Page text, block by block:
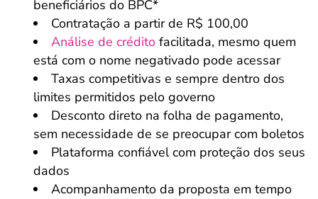
beneficiários do BPC*
Contratação a partir de R$ 100,00
Análise de crédito facilitada, mesmo quem
está com o nome negativado pode acessar
Taxas competitivas e sempre dentro dos
limites permitidos pelo governo
Desconto direto na folha de pagamento,
sem necessidade de se preocupar com boletos
Plataforma confiável com proteção dos seus
dados
Acompanhamento da proposta em tempo